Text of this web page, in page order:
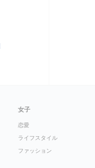
女子
恋愛
ライフスタイル
ファッション